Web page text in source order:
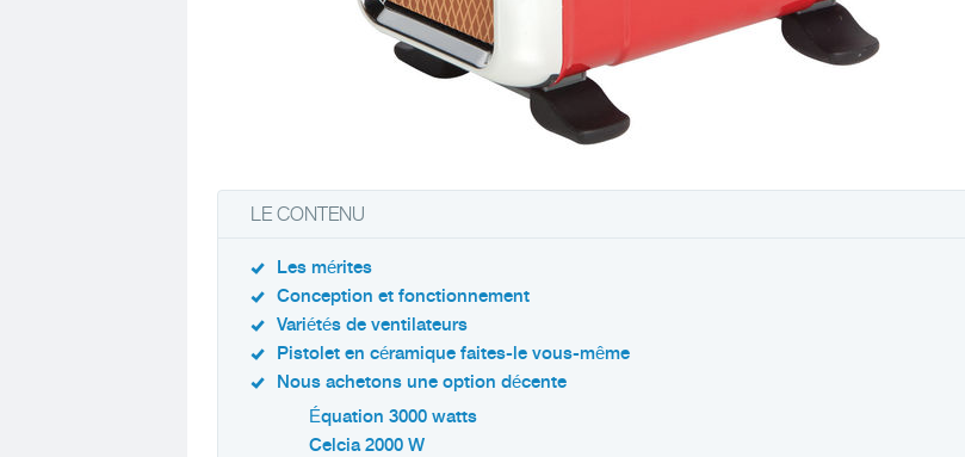
LE CONTENU
Les mérites
Conception et fonctionnement
Variétés de ventilateurs
Pistolet en céramique faites-le vous-même
Nous achetons une option décente
Équation 3000 watts
Celcia 2000 W